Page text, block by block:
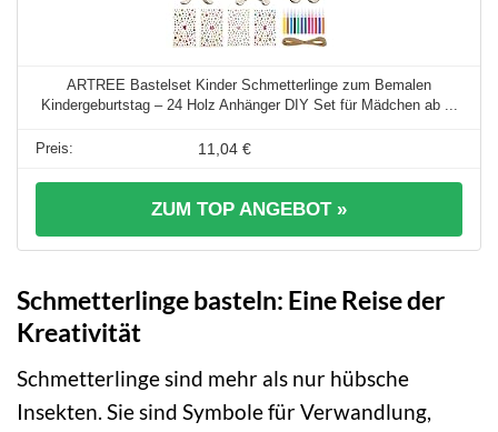
ARTREE Bastelset Kinder Schmetterlinge zum Bemalen
Kindergeburtstag – 24 Holz Anhänger DIY Set für Mädchen ab ...
11,04 €
ZUM TOP ANGEBOT »
Schmetterlinge basteln: Eine Reise der
Kreativität
Schmetterlinge sind mehr als nur hübsche
Insekten. Sie sind Symbole für Verwandlung,